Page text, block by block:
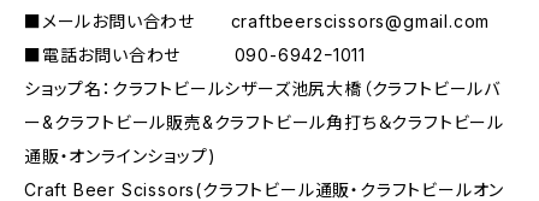
■メールお問い合わせ craftbeerscissors@gmail.com
■電話お問い合わせ 090-6942ｰ1011
ショップ名：クラフトビールシザーズ池尻大橋（クラフトビールバ
ー&クラフトビール販売&クラフトビール角打ち＆クラフトビール
通販・オンラインショップ)
Craft Beer Scissors(クラフトビール通販・クラフトビールオン